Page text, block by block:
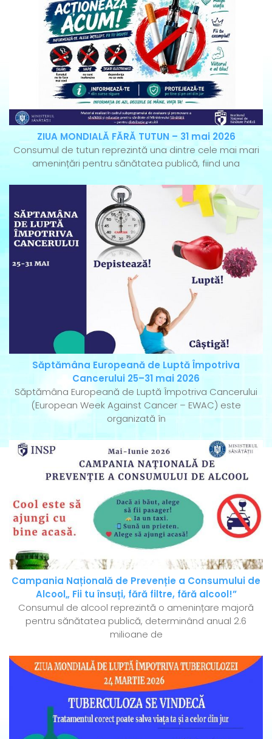
ZIUA MONDIALĂ FĂRĂ TUTUN – 31 mai 2026
Consumul de tutun reprezintă una dintre cele mai mari
amenințări pentru sănătatea publică, fiind una
Săptămâna Europeană de Luptă Împotriva
Cancerului 25–31 mai 2026
Săptămâna Europeană de Luptă Împotriva Cancerului
(European Week Against Cancer – EWAC) este
organizată în
Campania Națională de Prevenție a Consumului de
Alcool„ Fii tu însuți, fără filtre, fără alcool!”
Consumul de alcool reprezintă o amenințare majoră
pentru sănătatea publică, determinând anual 2.6
milioane de